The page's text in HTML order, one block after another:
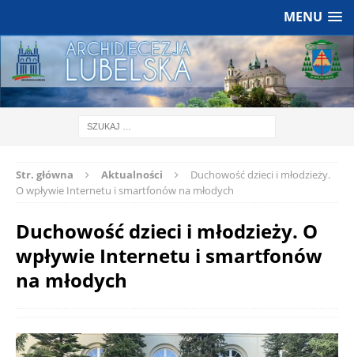
MENU
Str. główna Aktualności
Duchowość dzieci i młodzieży.
O wpływie Internetu i smartfonów na młodych
Duchowość dzieci i młodzieży. O
wpływie Internetu i smartfonów
na młodych